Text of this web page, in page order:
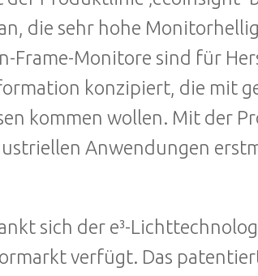
die sehr hohe
Frame-Monitore sind für
konzipiert, die mit
kommen wollen. Mit der
Anwendungen
sich der e³-
verfügt. Das